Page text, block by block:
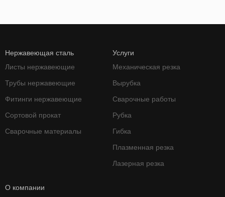
Нержавеющая сталь
Листы нержавеющие
Трубы нержавеющие
Фитинги нержавеющие
Сортовой прокат
Сварочные материалы
Услуги
Механическая резка
Вырубка
Сварочные работы
Рубка
Гибка
Плазменная резка
Лазерная резка
О компании